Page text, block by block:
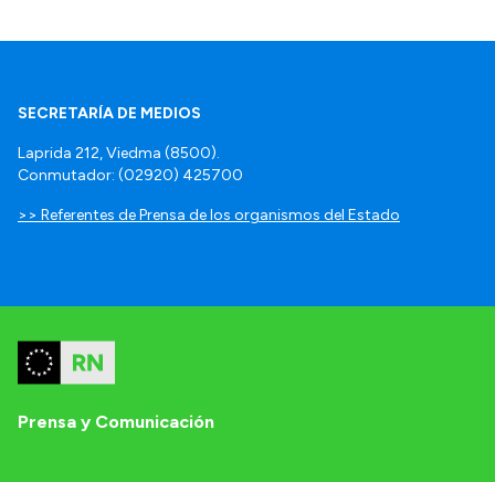
SECRETARÍA DE MEDIOS
Laprida 212, Viedma (8500).
Conmutador: (02920) 425700
>> Referentes de Prensa de los organismos del Estado
Prensa y Comunicación